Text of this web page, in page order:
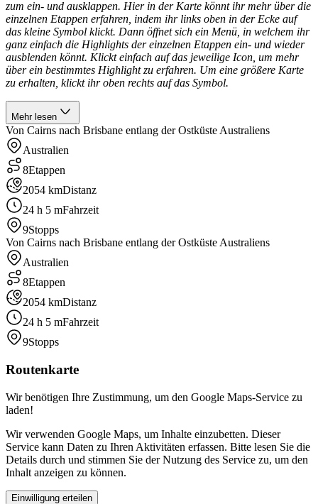
zum ein- und ausklappen. Hier in der Karte könnt ihr mehr über die
einzelnen Etappen erfahren, indem ihr links oben in der Ecke auf
das kleine Symbol klickt. Dann öffnet sich ein Menü, in welchem ihr
ganz einfach die Highlights der einzelnen Etappen ein- und wieder
ausblenden könnt. Klickt einfach auf das jeweilige Icon, um mehr
über ein bestimmtes Highlight zu erfahren. Um eine größere Karte
zu erhalten, klickt ihr oben rechts auf das Symbol.
Mehr lesen
Von Cairns nach Brisbane entlang der Ostküste Australiens
Australien
8Etappen
2054 kmDistanz
24 h 5 mFahrzeit
9Stopps
Von Cairns nach Brisbane entlang der Ostküste Australiens
Australien
8Etappen
2054 kmDistanz
24 h 5 mFahrzeit
9Stopps
Routenkarte
Wir benötigen Ihre Zustimmung, um den Google Maps-Service zu
laden!
Wir verwenden Google Maps, um Inhalte einzubetten. Dieser
Service kann Daten zu Ihren Aktivitäten erfassen. Bitte lesen Sie die
Details durch und stimmen Sie der Nutzung des Service zu, um den
Inhalt anzeigen zu können.
Einwilligung erteilen